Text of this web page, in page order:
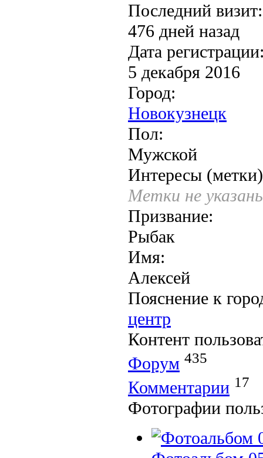
Последний визит:
476 дней назад
Дата
5 декабря 2016
Город:
Новокузнецк
Пол:
Мужской
Интересы
Метки не
Призвание:
Рыбак
Имя:
Алексей
Пояснение к
центр
Контент
Форум 435
Комментарии 17
Фотографии